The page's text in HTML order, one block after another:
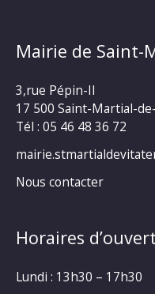
Mairie de Saint-
3,rue Pépin-II
17 500 Saint-Martial-
Tél : 05 46 48 36 72
Nous contacter
Horaires
Lundi : 13h30 – 17h30